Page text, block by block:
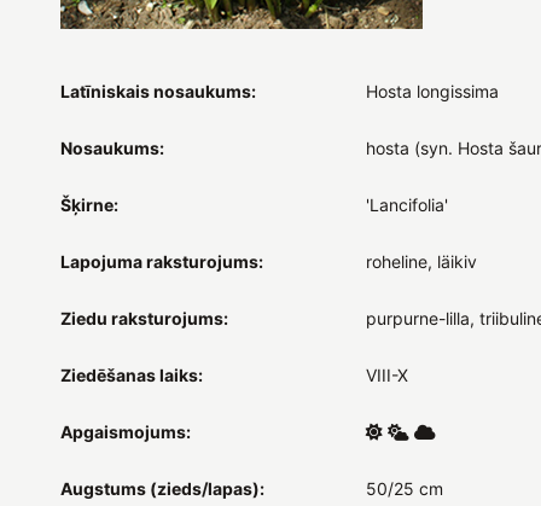
Latīniskais nosaukums: Hosta longissima
Nosaukums: hosta (syn. Hosta
Šķirne: 'Lancifolia'
Lapojuma raksturojums: roheline, läikiv
Ziedu raksturojums: purpurne-lilla,
Ziedēšanas laiks: VIII-X
Apgaismojums:
Augstums (zieds/lapas): 50/25 cm